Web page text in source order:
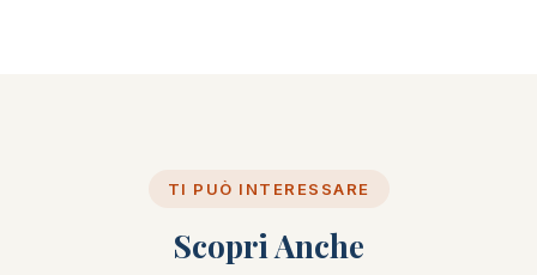
TI PUÒ INTERESSARE
Scopri Anche